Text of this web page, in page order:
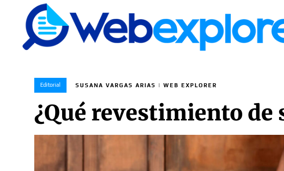
Editorial SUSANA VARGAS ARIAS | WEB EXPLORER
¿Qué revestimiento de